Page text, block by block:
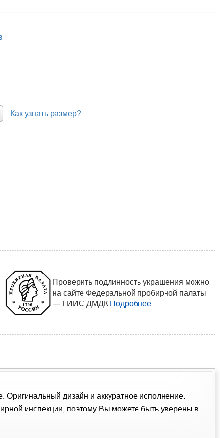
Как узнать размер?
Проверить подлинность украшения можно
на сайте Федеральной пробирной палаты
— ГИИС ДМДК Подробнее
Оригинальный дизайн и аккуратное исполнение.
инспекции, поэтому Вы можете быть уверены в